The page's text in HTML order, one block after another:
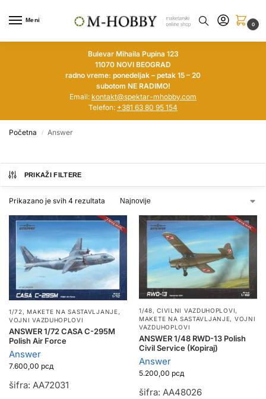
Meni
0
Bulevar Mihaila Pupina 123
11070 NOVI BEOGRAD
radno vreme: ponedeljak – petak 15 – 20
subotom NE RADIMO!
Email: kontakt@spektar-mhobby.com
Telefon: +381 63 80 95 154
Početna / Answer
PRIKAŽI FILTERE
Prikazano je svih 4 rezultata
1/72,MAKETE NA SASTAVLJANJE,
VOJNI VAZDUHOPLOVI
ANSWER 1/72 CASA C-295M
Polish Air Force
Answer
7.600,00 рсд
šifra: AA72031
1/48,CIVILNI VAZDUHOPLOVI,
MAKETE NA SASTAVLJANJE, VOJNI
VAZDUHOPLOVI
ANSWER 1/48 RWD-13 Polish
Civil Service (Kopiraj)
Answer
5.200,00 рсд
šifra: AA48026